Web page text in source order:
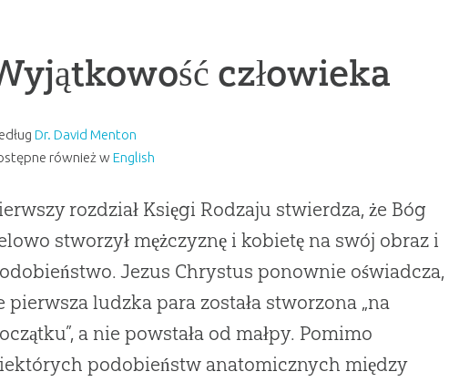
człowieka
Dr. David Menton
również wEnglish
rozdział Księgi Rodzaju stwierdza, że Bóg
stworzył mężczyznę i kobietę na swój obraz i
Jezus Chrystus ponownie oświadcza,
pierwsza ludzka para została stworzona „na
a nie powstała od małpy. Pomimo
podobieństw anatomicznych między